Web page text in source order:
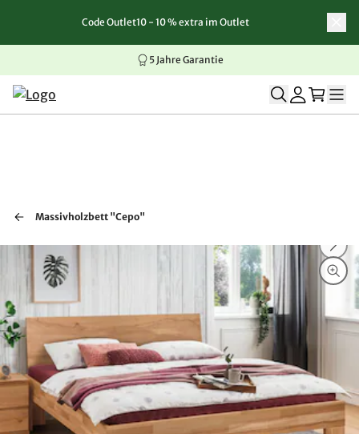
Zum Inhalt springen
Zur Navigation springen
Zum Seitenende springen
Code Outlet10 - 10 % extra im Outlet
5 Jahre Garantie
Massivholzbett "Cepo"